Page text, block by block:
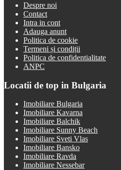
Despre noi
Contact
Intra in cont
Adauga anunt
Politica de cookie
Termeni și condiții
Politica de confidentialitate
ANPC
Locatii de top in Bulgaria
Imobiliare Bulgaria
Imobiliare Kavarna
Imobiliare Balchik
Imobiliare Sunny Beach
Imobiliare Sveti Vlas
Imobiliare Bansko
Imobiliare Ravda
Imobiliare Nessebar